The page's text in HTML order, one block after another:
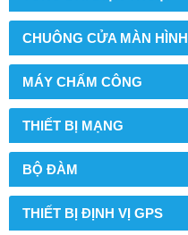
CHUÔNG CỬA MÀN HÌNH
MÁY CHẤM CÔNG
THIẾT BỊ MẠNG
BỘ ĐÀM
THIẾT BỊ ĐỊNH VỊ GPS